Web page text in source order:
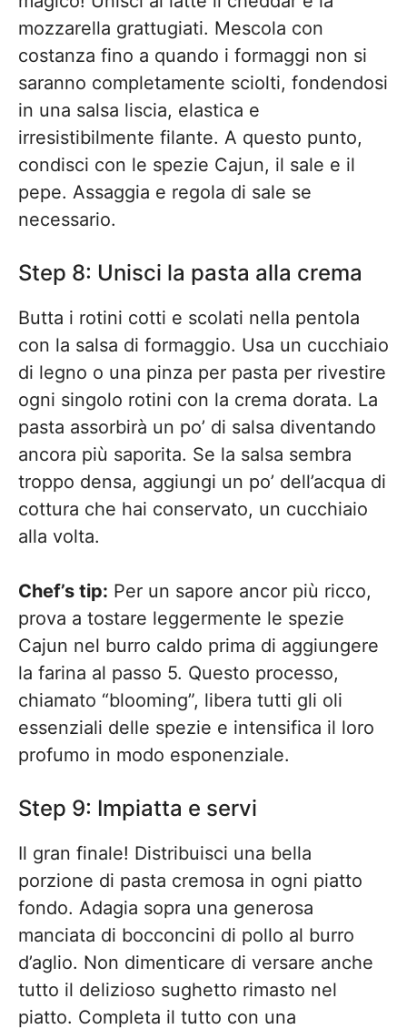
mozzarella grattugiati. Mescola con
costanza fino a quando i formaggi non si
saranno completamente sciolti, fondendosi
in una salsa liscia, elastica e
irresistibilmente filante. A questo punto,
condisci con le spezie Cajun, il sale e il
pepe. Assaggia e regola di sale se
necessario.
Step 8: Unisci la pasta alla crema
Butta i rotini cotti e scolati nella pentola
con la salsa di formaggio. Usa un cucchiaio
di legno o una pinza per pasta per rivestire
ogni singolo rotini con la crema dorata. La
pasta assorbirà un po’ di salsa diventando
ancora più saporita. Se la salsa sembra
troppo densa, aggiungi un po’ dell’acqua di
cottura che hai conservato, un cucchiaio
alla volta.
Chef’s tip: Per un sapore ancor più ricco,
prova a tostare leggermente le spezie
Cajun nel burro caldo prima di aggiungere
la farina al passo 5. Questo processo,
chiamato “blooming”, libera tutti gli oli
essenziali delle spezie e intensifica il loro
profumo in modo esponenziale.
Step 9: Impiatta e servi
Il gran finale! Distribuisci una bella
porzione di pasta cremosa in ogni piatto
fondo. Adagia sopra una generosa
manciata di bocconcini di pollo al burro
d’aglio. Non dimenticare di versare anche
tutto il delizioso sughetto rimasto nel
piatto. Completa il tutto con una